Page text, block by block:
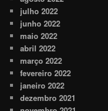
julho 2022
junho 2022
maio 2022
abril 2022
março 2022
fevereiro 2022
janeiro 2022
dezembro 2021